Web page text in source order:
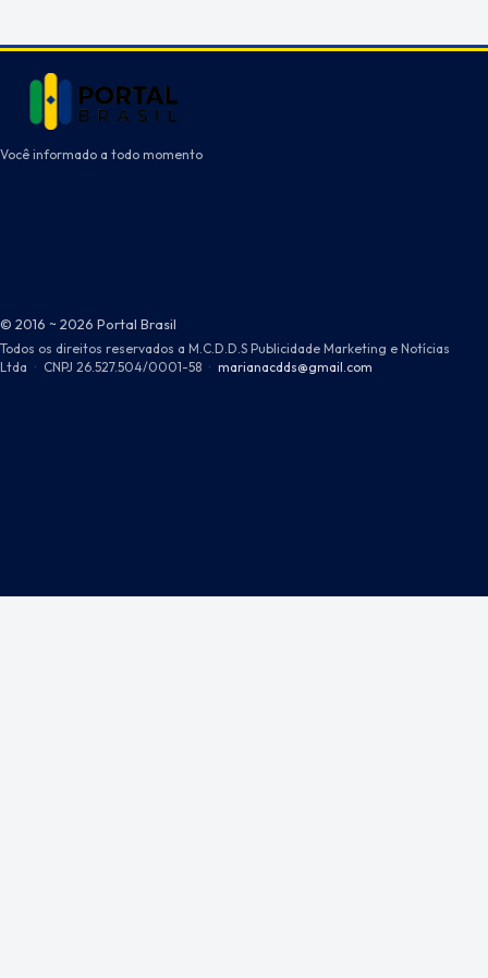
Você informado a todo momento
© 2016 ~ 2026 Portal Brasil
Todos os direitos reservados a M.C.D.D.S Publicidade Marketing e Notícias
Ltda · CNPJ 26.527.504/0001-58 · marianacdds@gmail.com